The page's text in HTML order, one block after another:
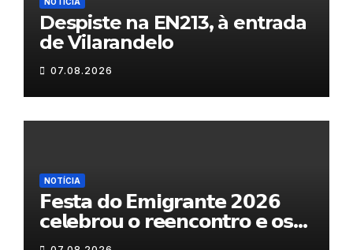
Despiste na EN213, à entrada
de Vilarandelo
07.08.2026
NOTÍCIA
𝗙𝗲𝘀𝘁𝗮 𝗱𝗼 𝗘𝗺𝗶𝗴𝗿𝗮𝗻𝘁𝗲 𝟮𝟬𝟮𝟲
𝗰𝗲𝗹𝗲𝗯𝗿𝗼𝘂 𝗼 𝗿𝗲𝗲𝗻𝗰𝗼𝗻𝘁𝗿𝗼 𝗲 𝗼𝘀
𝗹𝗮𝗰̧𝗼𝘀 𝗾𝘂𝗲 𝘂𝗻𝗲𝗺 𝗠𝘂𝗿𝗰̧𝗮